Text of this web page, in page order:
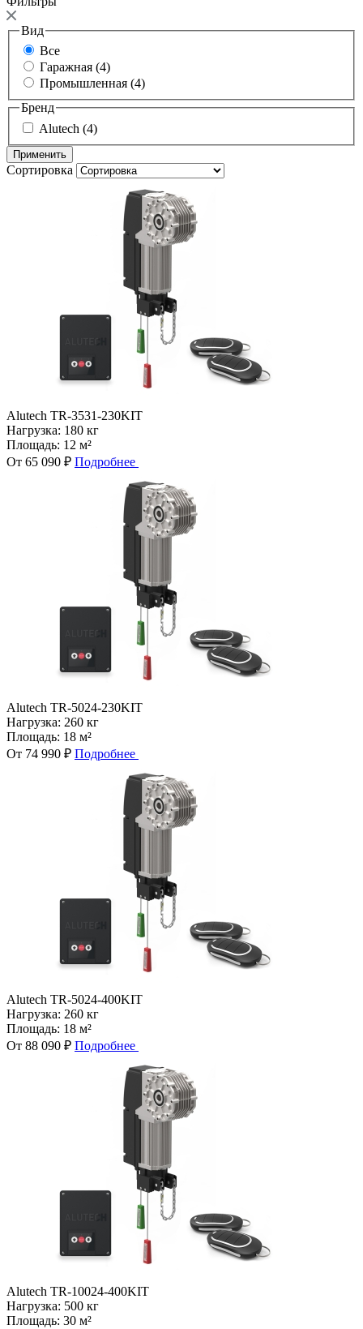
Вид
Все
Гаражная (4)
Промышленная (4)
Бренд
Alutech (4)
Сортировка
Alutech TR-3531-230KIT
Нагрузка: 180 кг
Площадь: 12 м²
От 65 090 ₽ Подробнее
Alutech TR-5024-230KIT
Нагрузка: 260 кг
Площадь: 18 м²
От 74 990 ₽ Подробнее
Alutech TR-5024-400KIT
Нагрузка: 260 кг
Площадь: 18 м²
От 88 090 ₽ Подробнее
Alutech TR-10024-400KIT
Нагрузка: 500 кг
Площадь: 30 м²